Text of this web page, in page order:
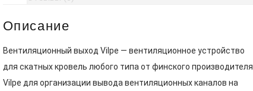
Описание
Вентиляционный выход Vilpe — вентиляционное устройство
для скатных кровель любого типа от финского производителя
Vilpe для организации вывода вентиляционных каналов на